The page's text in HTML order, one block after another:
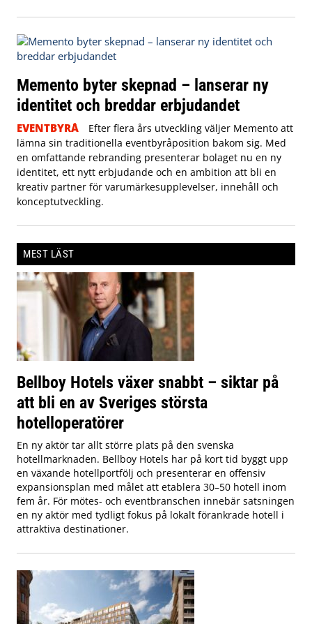
Memento byter skepnad – lanserar ny
identitet och breddar erbjudandet
EVENTBYRÅ
Efter flera års utveckling väljer Memento att
lämna sin traditionella eventbyråposition bakom sig. Med
en omfattande rebranding presenterar bolaget nu en ny
identitet, ett nytt erbjudande och en ambition att bli en
kreativ partner för varumärkesupplevelser, innehåll och
konceptutveckling.
MEST LÄST
Bellboy Hotels växer snabbt – siktar på
att bli en av Sveriges största
hotelloperatörer
En ny aktör tar allt större plats på den svenska
hotellmarknaden. Bellboy Hotels har på kort tid byggt upp
en växande hotellportfölj och presenterar en offensiv
expansionsplan med målet att etablera 30–50 hotell inom
fem år. För mötes- och eventbranschen innebär satsningen
en ny aktör med tydligt fokus på lokalt förankrade hotell i
attraktiva destinationer.